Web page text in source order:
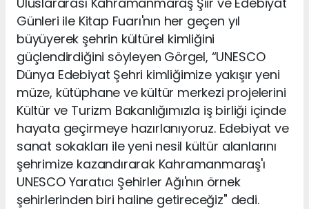
Günleri ile Kitap Fuarı'nın her geçen yıl
büyüyerek şehrin kültürel kimliğini
güçlendirdiğini söyleyen Görgel, “UNESCO
Dünya Edebiyat Şehri kimliğimize yakışır yeni
müze, kütüphane ve kültür merkezi projelerini
Kültür ve Turizm Bakanlığımızla iş birliği içinde
hayata geçirmeye hazırlanıyoruz. Edebiyat ve
sanat sokakları ile yeni nesil kültür alanlarını
şehrimize kazandırarak Kahramanmaraş'ı
UNESCO Yaratıcı Şehirler Ağı'nın örnek
şehirlerinden biri haline getireceğiz" dedi.